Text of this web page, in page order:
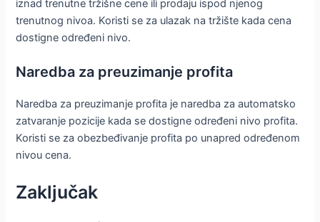
iznad trenutne tržišne cene ili prodaju ispod njenog
trenutnog nivoa. Koristi se za ulazak na tržište kada cena
dostigne određeni nivo.
Naredba za preuzimanje profita
Naredba za preuzimanje profita je naredba za automatsko
zatvaranje pozicije kada se dostigne određeni nivo profita.
Koristi se za obezbeđivanje profita po unapred određenom
nivou cena.
Zaključak